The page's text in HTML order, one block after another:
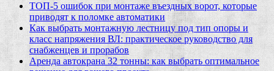
ТОП-5 ошибок при монтаже въездных ворот, которые
приводят к поломке автоматики
Как выбрать монтажную лестницу под тип опоры и
класс напряжения ВЛ: практическое руководство для
снабженцев и прорабов
Аренда автокрана 32 тонны: как выбрать оптимальное